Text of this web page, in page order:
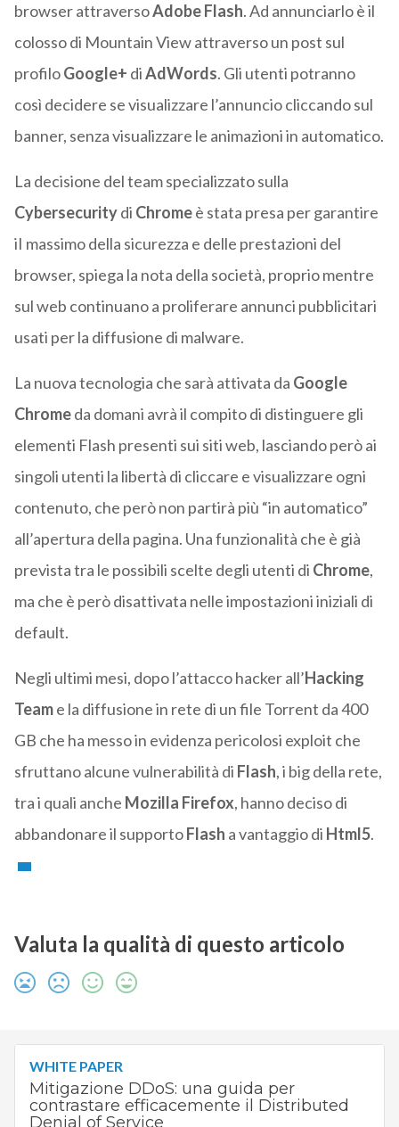
browser attraversoAdobeFlash. Ad annunciarlo è il
colosso di Mountain View attraverso un post sul
profiloGoogle+ diAdWords. Gli utenti potranno
così decidere se visualizzare l’annuncio cliccando sul
banner, senza visualizzare le animazioni in automatico.
La decisione del team specializzato sulla
Cybersecuritydi Chromeè stata presa per garantire
iI massimo della sicurezza e delle prestazioni del
browser, spiega la nota della società, proprio mentre
sul web continuano a proliferare annunci pubblicitari
usati per la diffusione di malware.
La nuova tecnologia che sarà attivata da Google
Chromeda domani avrà il compito di distinguere gli
elementi Flash presenti sui siti web, lasciando però ai
singoli utenti la libertà di cliccare e visualizzare ogni
contenuto, che però non partirà più “in automatico”
all’apertura della pagina. Una funzionalità che è già
prevista tra le possibili scelte degli utenti di Chrome,
ma che è però disattivata nelle impostazioni iniziali di
default.
Negli ultimi mesi, dopo l’attacco hacker all’Hacking
Teame la diffusione in rete di un file Torrent da 400
GB che ha messo in evidenza pericolosi exploit che
sfruttano alcune vulnerabilità di Flash, i big della rete,
tra i quali anche Mozilla Firefox, hanno deciso di
abbandonare il supportoFlash a vantaggio di Html5.
Valuta la qualità di questo articolo
WHITE PAPER
Mitigazione DDoS: una guida per
contrastare efficacemente il Distributed
Denial of Service